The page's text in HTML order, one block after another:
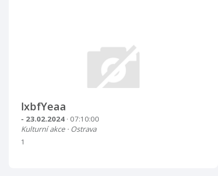
lxbfYeaa
- 23.02.2024 · 07:10:00
Kulturní akce · Ostrava
1